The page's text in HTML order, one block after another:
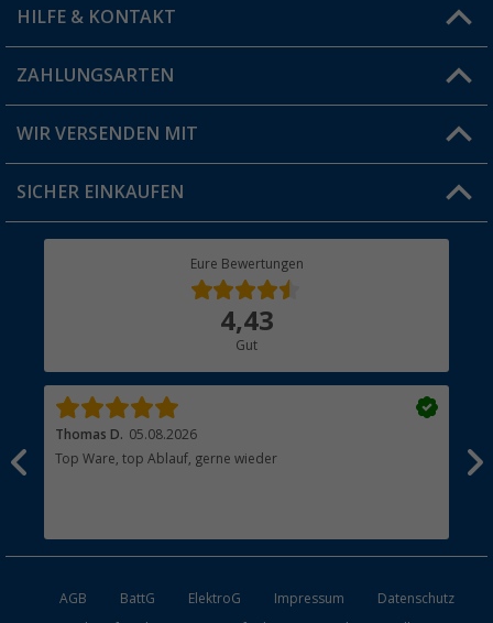
Vorteilskarte
Blog
Jobs & Karriere
HILFE & KONTAKT
FAQ & Kontakt
Versandinformationen
Rücksendung
ZAHLUNGSARTEN
WIR VERSENDEN MIT
SICHER EINKAUFEN
Eure Bewertungen
4,43
Gut
Thomas D. 05.08.2026
Top Ware, top Ablauf, gerne wieder
AGB BattG ElektroG Impressum
Datenschutz